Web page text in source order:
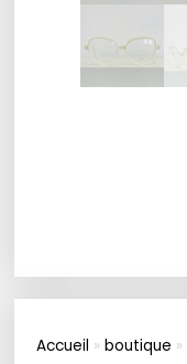
Accueil »boutique »